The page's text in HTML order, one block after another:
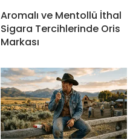
Aromalı ve Mentollü İthal
Sigara Tercihlerinde Oris
Markası